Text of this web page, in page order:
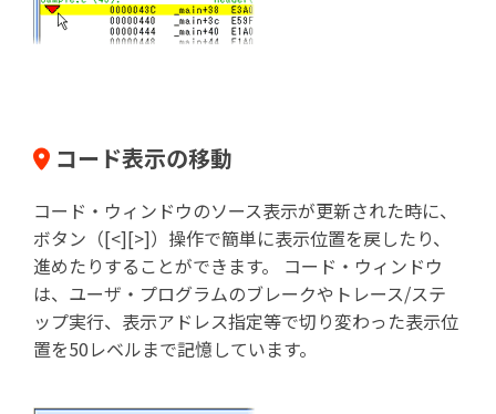
コード表示の移動
コード・ウィンドウのソース表示が更新された時に、
ボタン（[<][>]）操作で簡単に表示位置を戻したり、
進めたりすることができます。 コード・ウィンドウ
は、ユーザ・プログラムのブレークやトレース/ステ
ップ実行、表示アドレス指定等で切り変わった表示位
置を50レベルまで記憶しています。